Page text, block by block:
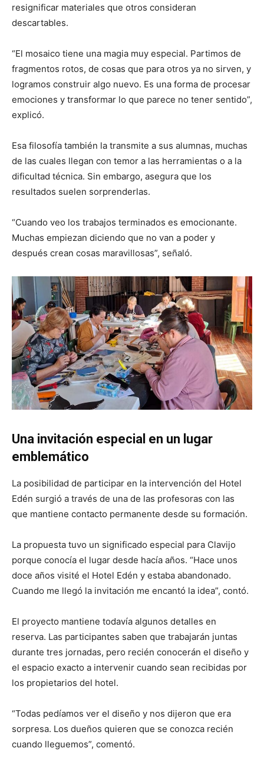
resignificar materiales que otros consideran
descartables.
“El mosaico tiene una magia muy especial. Partimos de
fragmentos rotos, de cosas que para otros ya no sirven, y
logramos construir algo nuevo. Es una forma de procesar
emociones y transformar lo que parece no tener sentido”,
explicó.
Esa filosofía también la transmite a sus alumnas, muchas
de las cuales llegan con temor a las herramientas o a la
dificultad técnica. Sin embargo, asegura que los
resultados suelen sorprenderlas.
“Cuando veo los trabajos terminados es emocionante.
Muchas empiezan diciendo que no van a poder y
después crean cosas maravillosas”, señaló.
Una invitación especial en un lugar
emblemático
La posibilidad de participar en la intervención del Hotel
Edén surgió a través de una de las profesoras con las
que mantiene contacto permanente desde su formación.
La propuesta tuvo un significado especial para Clavijo
porque conocía el lugar desde hacía años. “Hace unos
doce años visité el Hotel Edén y estaba abandonado.
Cuando me llegó la invitación me encantó la idea”, contó.
El proyecto mantiene todavía algunos detalles en
reserva. Las participantes saben que trabajarán juntas
durante tres jornadas, pero recién conocerán el diseño y
el espacio exacto a intervenir cuando sean recibidas por
los propietarios del hotel.
“Todas pedíamos ver el diseño y nos dijeron que era
sorpresa. Los dueños quieren que se conozca recién
cuando lleguemos”, comentó.